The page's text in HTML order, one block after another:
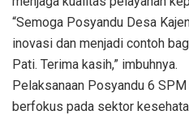
“Semoga Posyandu Desa
inovasi dan menjadi contoh
Pati. Terima kasih,” imbuhnya.
Pelaksanaan Posyandu 6
berfokus pada sektor